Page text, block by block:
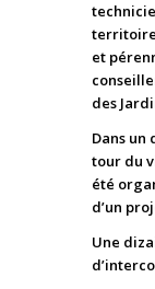
territoire
et
des
Dans
tour du
été
d’un
Une